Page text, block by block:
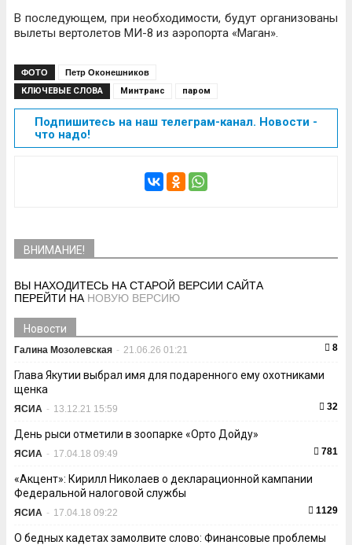
В последующем, при необходимости, будут организованы
вылеты вертолетов МИ-8 из аэропорта «Маган».
ФОТО Петр Оконешников
КЛЮЧЕВЫЕ СЛОВА Минтранс паром
Подпишитесь на наш телеграм-канал. Новости -
что надо!
ВНИМАНИЕ!
ВЫ НАХОДИТЕСЬ НА СТАРОЙ ВЕРСИИ САЙТА
ПЕРЕЙТИ НА НОВУЮ ВЕРСИЮ
Новости
Галина Мозолевская - 21.06.26 01:21 8
Глава Якутии выбрал имя для подаренного ему охотниками
щенка
ЯСИА - 13.12.21 15:59 32
День рыси отметили в зоопарке «Орто Дойду»
ЯСИА - 17.04.18 09:49 781
«Акцент»: Кирилл Николаев о декларационной кампании
Федеральной налоговой службы
ЯСИА - 17.04.18 09:22 1129
О бедных кадетах замолвите слово: Финансовые проблемы